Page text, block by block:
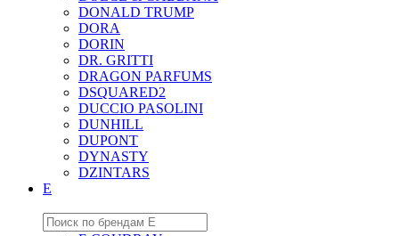
DONALD TRUMP
DORA
DORIN
DR. GRITTI
DRAGON PARFUMS
DSQUARED2
DUCCIO PASOLINI
DUNHILL
DUPONT
DYNASTY
DZINTARS
E